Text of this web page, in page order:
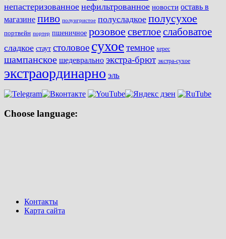
непастеризованное нефильтрованное новости оставь в
магазине пиво полуигристое полусладкое полусухое
портвейн портер пшеничное розовое светлоеслабоватое
сладкое стаут столовое сухоетемное херес
шампанское шедеврально экстра-брют экстра-сухое
экстраординарно эль
Choose language:
Контакты
Карта сайта